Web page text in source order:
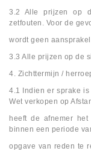
3.2 Alle prijzen op
zetfouten. Voor de
wordt geen
3.3 Alle prijzen op de
4. Zichttermijn /
4.1 Indien er sprake
Wet verkopen op
heeft de afnemer
binnen een periode
opgave van reden te